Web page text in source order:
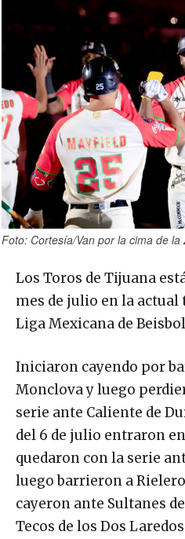
Foto: Cortesía/Van por la cima de la
Los Toros de Tijuana
mes de julio en la actual
Liga Mexicana de
Iniciaron cayendo por
Monclova y luego
serie ante Caliente de
del 6 de julio entraron
quedaron con la serie
luego barrieron a
cayeron ante Sultanes
Tecos de los Dos